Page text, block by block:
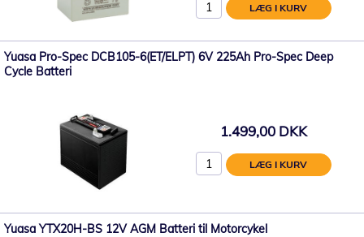
LÆG I KURV
Yuasa Pro-Spec DCB105-6(ET/ELPT) 6V 225Ah Pro-Spec Deep
Cycle Batteri
1.499,00 DKK
LÆG I KURV
Yuasa YTX20H-BS 12V AGM Batteri til Motorcykel